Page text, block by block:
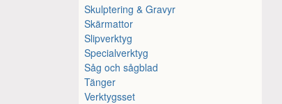
Skulptering & Gravyr
Skärmattor
Slipverktyg
Specialverktyg
Såg och sågblad
Tänger
Verktygsset